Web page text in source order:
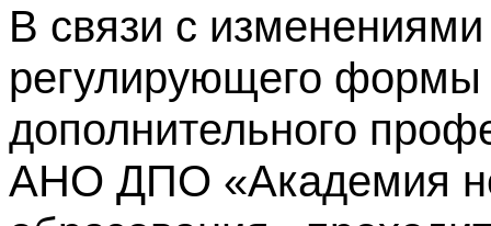
В связи с изменениями
регулирующего формы
дополнительного
АНО ДПО «Академия